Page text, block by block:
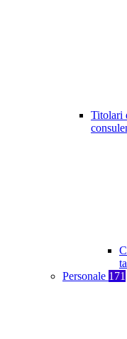
Titolari
Personale 171